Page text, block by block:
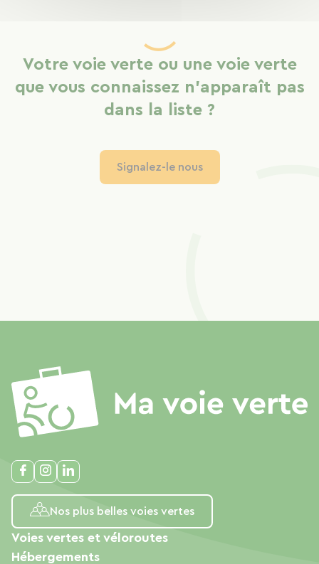
Votre voie verte ou une voie verte
que vous connaissez n'apparaît pas
dans la liste ?
Signalez-le nous
Nos plus belles voies vertes
Voies vertes et véloroutes
Hébergements